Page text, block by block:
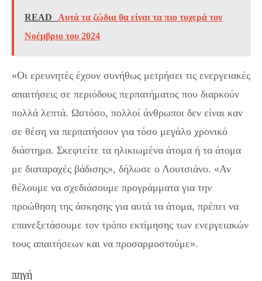
READ
Αυτά τα ζώδια θα είναι τα πιο τυχερά τον
Νοέμβριο του 2024
«Οι ερευνητές έχουν συνήθως μετρήσει τις ενεργειακές
απαιτήσεις σε περιόδους περπατήματος που διαρκούν
πολλά λεπτά. Ωστόσο, πολλοί άνθρωποι δεν είναι καν
σε θέση να περπατήσουν για τόσο μεγάλο χρονικό
διάστημα. Σκεφτείτε τα ηλικιωμένα άτομα ή τα άτομα
με διαταραχές βάδισης», δήλωσε ο Λουτσιάνο. «Αν
θέλουμε να σχεδιάσουμε προγράμματα για την
προώθηση της άσκησης για αυτά τα άτομα, πρέπει να
επανεξετάσουμε τον τρόπο εκτίμησης των ενεργειακών
τους απαιτήσεων και να προσαρμοστούμε».
πηγή